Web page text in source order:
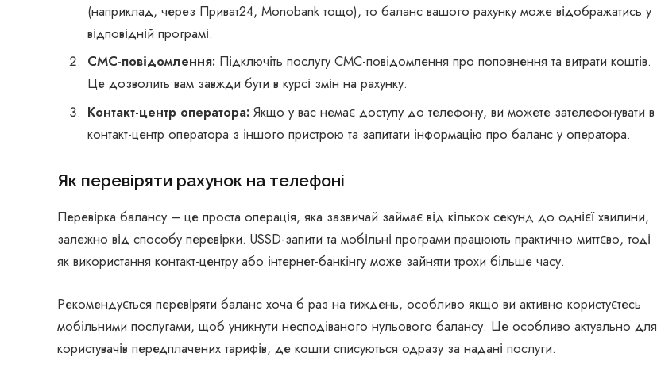
(наприклад, через Приват24, Monobank тощо), то баланс вашого рахунку може відображатись у
відповідній програмі.
СМС-повідомлення: Підключіть послугу СМС-повідомлення про поповнення та витрати коштів.
Це дозволить вам завжди бути в курсі змін на рахунку.
Контакт-центр оператора: Якщо у вас немає доступу до телефону, ви можете зателефонувати в
контакт-центр оператора з іншого пристрою та запитати інформацію про баланс у оператора.
Як перевіряти рахунок на телефоні
Перевірка балансу – це проста операція, яка зазвичай займає від кількох секунд до однієї хвилини,
залежно від способу перевірки. USSD-запити та мобільні програми працюють практично миттєво, тоді
як використання контакт-центру або інтернет-банкінгу може зайняти трохи більше часу.
Рекомендується перевіряти баланс хоча б раз на тиждень, особливо якщо ви активно користуєтесь
мобільними послугами, щоб уникнути несподіваного нульового балансу. Це особливо актуально для
користувачів передплачених тарифів, де кошти списуються одразу за надані послуги.